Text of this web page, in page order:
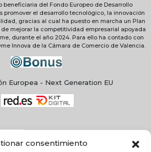
consentimiento
beneficiaria del Fondo Europeo de Desarrollo
promover el desarrollo tecnológico, la innovación
gracias al cual ha puesto en marcha un Plan
mejorar la competitividad empresarial apoyada
durante el año 2024. Para ello ha contado con
Innova de la Cámara de Comercio de Valencia.
Europea - Next Generation EU